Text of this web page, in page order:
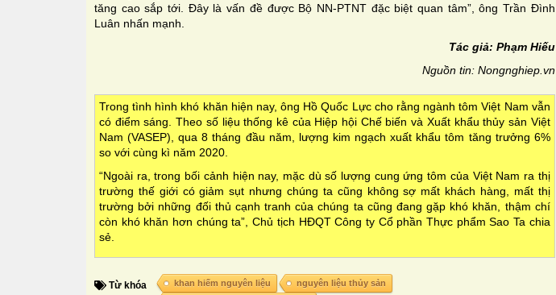
tăng cao sắp tới. Đây là vấn đề được Bộ NN-PTNT đặc biệt quan tâm”, ông Trần Đình
Luân nhấn mạnh.
Tác giả: Phạm Hiếu
Nguồn tin: Nongnghiep.vn
Trong tình hình khó khăn hiện nay, ông Hồ Quốc Lực cho rằng ngành tôm Việt Nam vẫn
có điểm sáng. Theo số liệu thống kê của Hiệp hội Chế biến và Xuất khẩu thủy sản Việt
Nam (VASEP), qua 8 tháng đầu năm, lượng kim ngạch xuất khẩu tôm tăng trưởng 6%
so với cùng kì năm 2020.
“Ngoài ra, trong bối cảnh hiện nay, mặc dù số lượng cung ứng tôm của Việt Nam ra thị
trường thế giới có giảm sụt nhưng chúng ta cũng không sợ mất khách hàng, mất thị
trường bởi những đối thủ cạnh tranh của chúng ta cũng đang gặp khó khăn, thậm chí
còn khó khăn hơn chúng ta”, Chủ tịch HĐQT Công ty Cổ phần Thực phẩm Sao Ta chia
sẻ.
Từ khóa khan hiếm nguyên liệu
nguyên liệu thủy sản